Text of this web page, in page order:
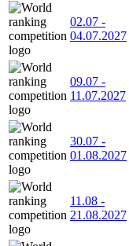
02.07 -
04.07.2027
09.07 -
11.07.2027
30.07 -
01.08.2027
11.08 -
21.08.2027